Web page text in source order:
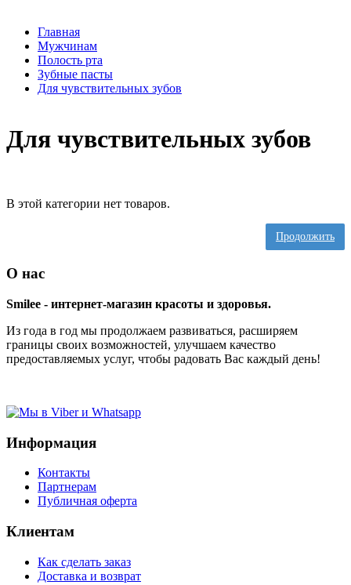
Главная
Мужчинам
Полость рта
Зубные пасты
Для чувствительных зубов
Для чувствительных зубов
В этой категории нет товаров.
Продолжить
О нас
Smilee - интернет-магазин красоты и здоровья.
Из года в год мы продолжаем развиваться, расширяем
границы своих возможностей, улучшаем качество
предоставляемых услуг, чтобы радовать Вас каждый день!
Информация
Контакты
Партнерам
Публичная оферта
Клиентам
Как сделать заказ
Доставка и возврат